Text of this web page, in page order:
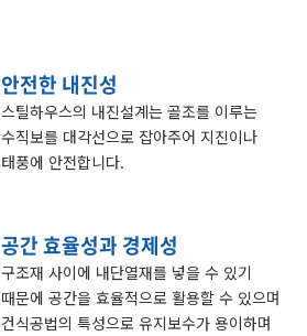
안전한 내진성
스틸하우스의 내진설계는 골조를 이루는
수직보를 대각선으로 잡아주어 지진이나
태풍에 안전합니다.
공간 효율성과 경제성
구조재 사이에 내단열재를 넣을 수 있기
때문에 공간을 효율적으로 활용할 수 있으며
건식공법의 특성으로 유지보수가 용이하며